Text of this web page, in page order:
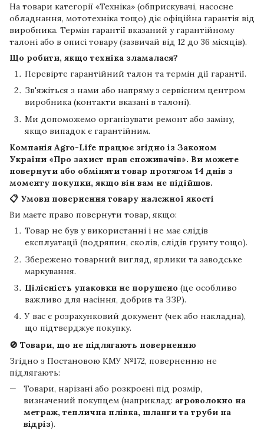
На товари категорії «Техніка» (обприскувачі, насосне
обладнання, мототехніка тощо) діє офіційна гарантія від
виробника. Термін гарантії вказаний у гарантійному
талоні або в описі товару (зазвичай від 12 до 36 місяців).
Що робити, якщо техніка зламалася?
Перевірте гарантійний талон та термін дії гарантії.
Зв'яжіться з нами або напряму з сервісним центром
виробника (контакти вказані в талоні).
Ми допоможемо організувати ремонт або заміну,
якщо випадок є гарантійним.
Компанія Agro-Life працює згідно із Законом
України «Про захист прав споживачів». Ви можете
повернути або обміняти товар протягом 14 днів з
моменту покупки, якщо він вам не підійшов.
📋 Умови повернення товару належної якості
Ви маєте право повернути товар, якщо:
Товар не був у використанні і не має слідів
експлуатації (подряпин, сколів, слідів ґрунту тощо).
Збережено товарний вигляд, ярлики та заводське
маркування.
Цілісність упаковки не порушено (це особливо
важливо для насіння, добрив та ЗЗР).
У вас є розрахунковий документ (чек або накладна),
що підтверджує покупку.
🚫 Товари, що не підлягають поверненню
Згідно з Постановою КМУ №172, поверненню не
підлягають:
Товари, нарізані або розкроєні під розмір,
визначений покупцем (наприклад: агроволокно на
метраж, теплична плівка, шланги та труби на
відріз).